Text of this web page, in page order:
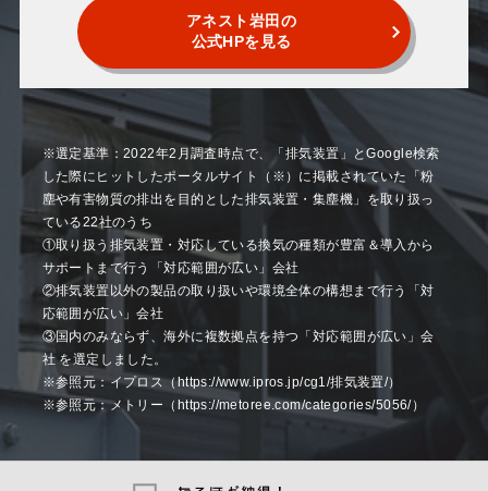
アネスト岩田の
公式HPを見る
※選定基準：2022年2月調査時点で、「排気装置」とGoogle検索
した際にヒットしたポータルサイト（※）に掲載されていた「粉
塵や有害物質の排出を目的とした排気装置・集塵機」を取り扱っ
ている22社のうち
①取り扱う排気装置・対応している換気の種類が豊富＆導入から
サポートまで行う「対応範囲が広い」会社
②排気装置以外の製品の取り扱いや環境全体の構想まで行う「対
応範囲が広い」会社
③国内のみならず、海外に複数拠点を持つ「対応範囲が広い」会
社 を選定しました。
※参照元：イプロス（https://www.ipros.jp/cg1/排気装置/）
※参照元：メトリー（https://metoree.com/categories/5056/）